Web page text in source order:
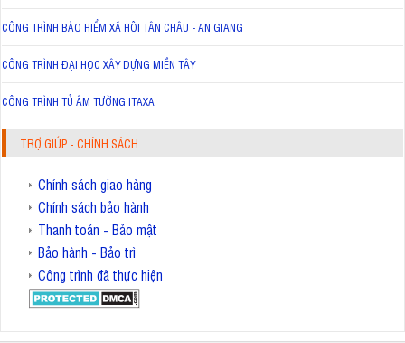
CÔNG TRÌNH BẢO HIỂM XÃ HỘI TÂN CHÂU - AN GIANG
CÔNG TRÌNH ĐẠI HỌC XÂY DỰNG MIỀN TÂY
CÔNG TRÌNH TỦ ÂM TƯỜNG ITAXA
TRỢ GIÚP - CHÍNH SÁCH
Chính sách giao hàng
Chính sách bảo hành
Thanh toán - Bảo mật
Bảo hành - Bảo trì
Công trình đã thực hiện